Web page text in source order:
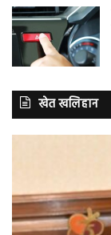
खेत खलिहान